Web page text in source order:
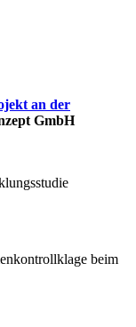
an der
GmbH
beim